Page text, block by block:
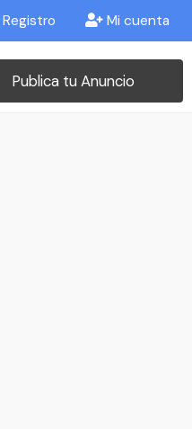
Registro Mi cuenta
Publica tu Anuncio